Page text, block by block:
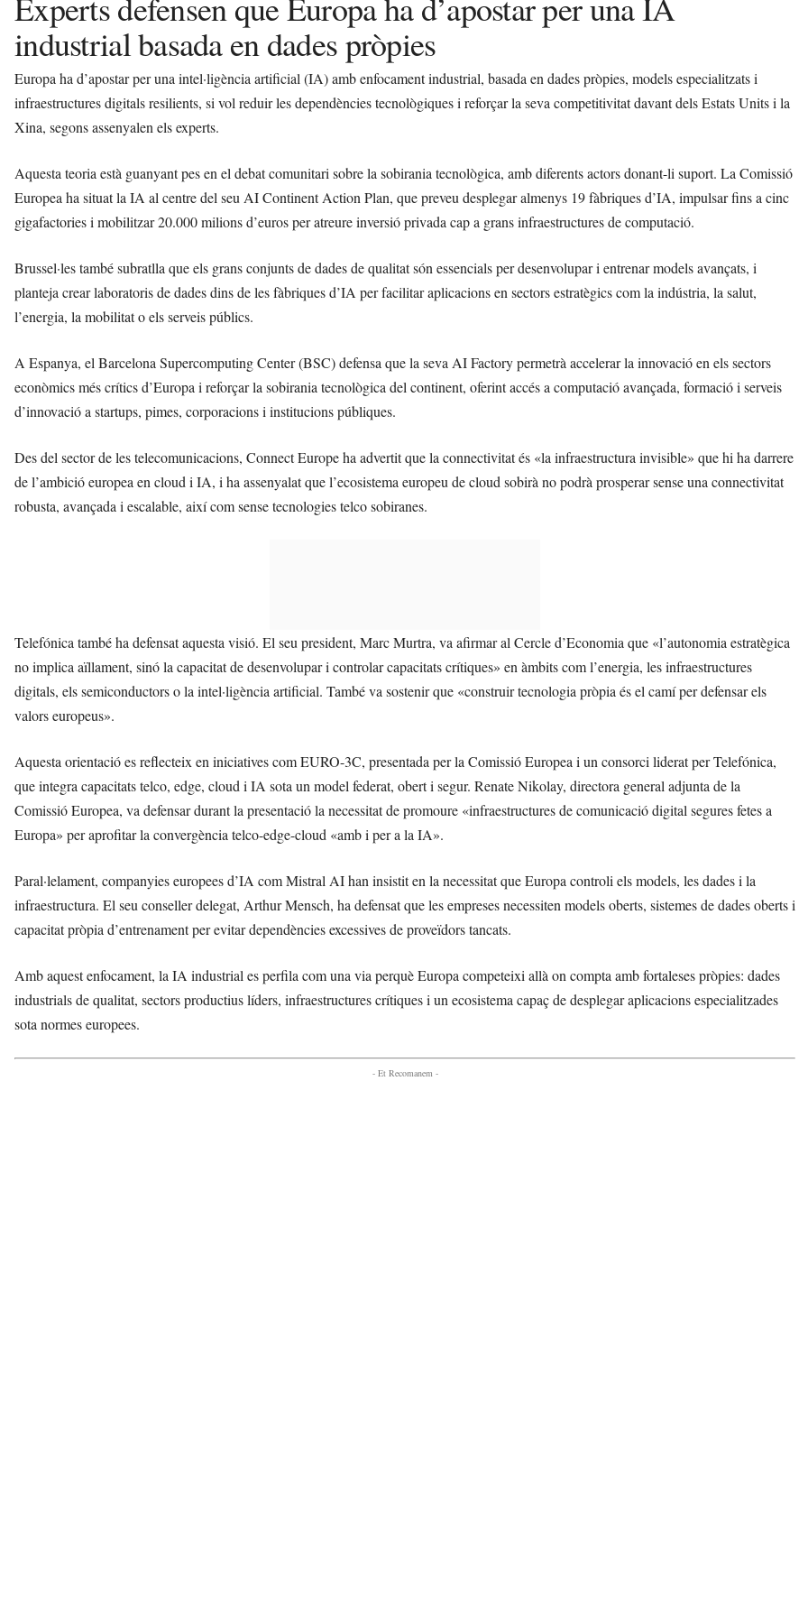
industrial basada en dades pròpies
Europa ha d’apostar per una intel·ligència artificial (IA) amb enfocament industrial, basada en dades pròpies, models especialitzats i
infraestructures digitals resilients, si vol reduir les dependències tecnològiques i reforçar la seva competitivitat davant dels Estats Units i la
Xina, segons assenyalen els experts.
Aquesta teoria està guanyant pes en el debat comunitari sobre la sobirania tecnològica, amb diferents actors donant-li suport. La Comissió
Europea ha situat la IA al centre del seu AI Continent Action Plan, que preveu desplegar almenys 19 fàbriques d’IA, impulsar fins a cinc
gigafactories i mobilitzar 20.000 milions d’euros per atreure inversió privada cap a grans infraestructures de computació.
Brussel·les també subratlla que els grans conjunts de dades de qualitat són essencials per desenvolupar i entrenar models avançats, i
planteja crear laboratoris de dades dins de les fàbriques d’IA per facilitar aplicacions en sectors estratègics com la indústria, la salut,
l’energia, la mobilitat o els serveis públics.
A Espanya, el Barcelona Supercomputing Center (BSC) defensa que la seva AI Factory permetrà accelerar la innovació en els sectors
econòmics més crítics d’Europa i reforçar la sobirania tecnològica del continent, oferint accés a computació avançada, formació i serveis
d’innovació a startups, pimes, corporacions i institucions públiques.
Des del sector de les telecomunicacions, Connect Europe ha advertit que la connectivitat és «la infraestructura invisible» que hi ha darrere
de l’ambició europea en cloud i IA, i ha assenyalat que l’ecosistema europeu de cloud sobirà no podrà prosperar sense una connectivitat
robusta, avançada i escalable, així com sense tecnologies telco sobiranes.
Telefónica també ha defensat aquesta visió. El seu president, Marc Murtra, va afirmar al Cercle d’Economia que «l’autonomia estratègica
no implica aïllament, sinó la capacitat de desenvolupar i controlar capacitats crítiques» en àmbits com l’energia, les infraestructures
digitals, els semiconductors o la intel·ligència artificial. També va sostenir que «construir tecnologia pròpia és el camí per defensar els
valors europeus».
Aquesta orientació es reflecteix en iniciatives com EURO-3C, presentada per la Comissió Europea i un consorci liderat per Telefónica,
que integra capacitats telco, edge, cloud i IA sota un model federat, obert i segur. Renate Nikolay, directora general adjunta de la
Comissió Europea, va defensar durant la presentació la necessitat de promoure «infraestructures de comunicació digital segures fetes a
Europa» per aprofitar la convergència telco-edge-cloud «amb i per a la IA».
Paral·lelament, companyies europees d’IA com Mistral AI han insistit en la necessitat que Europa controli els models, les dades i la
infraestructura. El seu conseller delegat, Arthur Mensch, ha defensat que les empreses necessiten models oberts, sistemes de dades oberts i
capacitat pròpia d’entrenament per evitar dependències excessives de proveïdors tancats.
Amb aquest enfocament, la IA industrial es perfila com una via perquè Europa competeixi allà on compta amb fortaleses pròpies: dades
industrials de qualitat, sectors productius líders, infraestructures crítiques i un ecosistema capaç de desplegar aplicacions especialitzades
sota normes europees.
- Et Recomanem -